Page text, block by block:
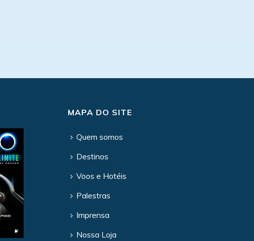
MAPA DO SITE
Quem somos
Destinos
Voos e Hotéis
Palestras
Imprensa
Nossa Loja